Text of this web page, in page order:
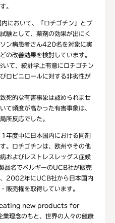
。
において、「ロチゴチン」とプ
験として、薬剤の効果が出にく
ン病患者さん420名を対象に実
の改善効果を検討しています。
て、統計学上有意にロチゴチン
ロピニロールに対する非劣性が
死的な有害事象は認められませ
て頻度が高かった有害事象は、
所反応でした。
年度中に日本国内における同剤
。ロチゴチンは、欧州やその他
およびレストレスレッグス症候
品名でベルギーのUCB社が販売
、2002年にUCB社から日本国内
販売権を取得しています。
new products for
念のもと、世界の人々の健康